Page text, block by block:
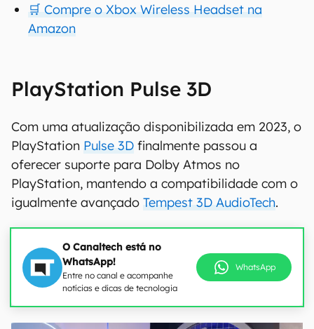
🛒 Compre o Xbox Wireless Headset na
Amazon
PlayStation Pulse 3D
Com uma atualização disponibilizada em 2023, o
PlayStation Pulse 3D finalmente passou a
oferecer suporte para Dolby Atmos no
PlayStation, mantendo a compatibilidade com o
igualmente avançado Tempest 3D AudioTech.
O Canaltech está no
WhatsApp!
Entre no canal e acompanhe
notícias e dicas de tecnologia
WhatsApp